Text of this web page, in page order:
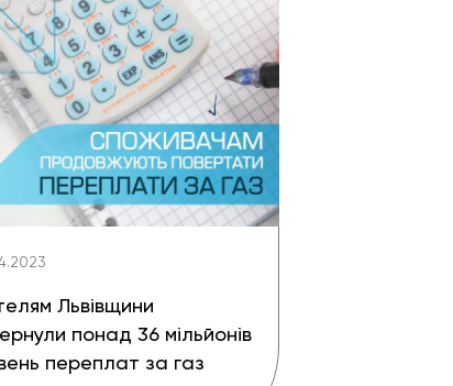
Львівщини
понад 36 мільйонів
переплат за газ